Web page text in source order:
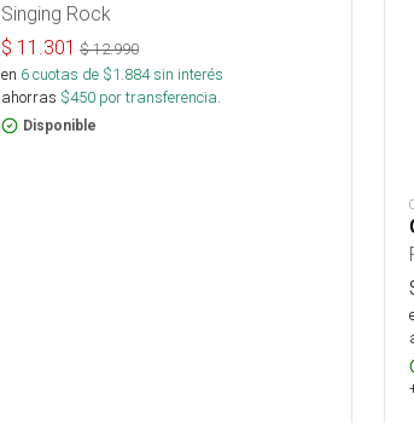
Singing Rock
$ 11.301 $12.990
en 6cuotas de $1.884sin interés
ahorras $450 por transferencia.
Disponible